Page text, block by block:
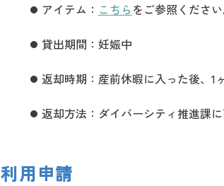
アイテム： こちら をご参照ください
貸出期間：妊娠中
返却時期：産前休暇に入った後、1
返却方法：ダイバーシティ推進課
利用申請